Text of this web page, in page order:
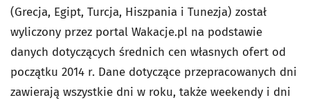
(Grecja, Egipt, Turcja, Hiszpania i Tunezja) został
wyliczony przez portal Wakacje.pl na podstawie
danych dotyczących średnich cen własnych ofert od
początku 2014 r. Dane dotyczące przepracowanych dni
zawierają wszystkie dni w roku, także weekendy i dni